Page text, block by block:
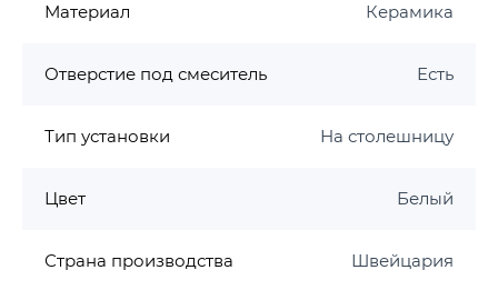
Форма Овальная
Цвет Белый
Материал Керамика
Отверстие под смеситель Есть
Тип установки На столешницу
Цвет Белый
Страна производства Швейцария